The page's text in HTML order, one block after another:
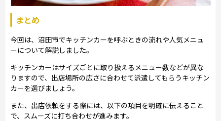
まとめ
今回は、沼田市でキッチンカーを呼ぶときの流れや人気メニュ
ーについて解説しました。
キッチンカーはサイズごとに取り扱えるメニュー数などが異な
りますので、出店場所の広さに合わせて派遣してもらうキッチン
カーを選びましょう。
また、出店依頼をする際には、以下の項目を明確に伝えること
で、スムーズに打ち合わせが進みます。